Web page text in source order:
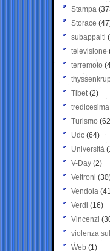
Stampa
Storace
subappalti
televisione
terremoto
Tibet(2)
tredicesima
Turismo
Udc (64)
Università
V-Day (2)
Veltroni
Vendola
Verdi (16)
Vincenzi
violenza
Web (1)